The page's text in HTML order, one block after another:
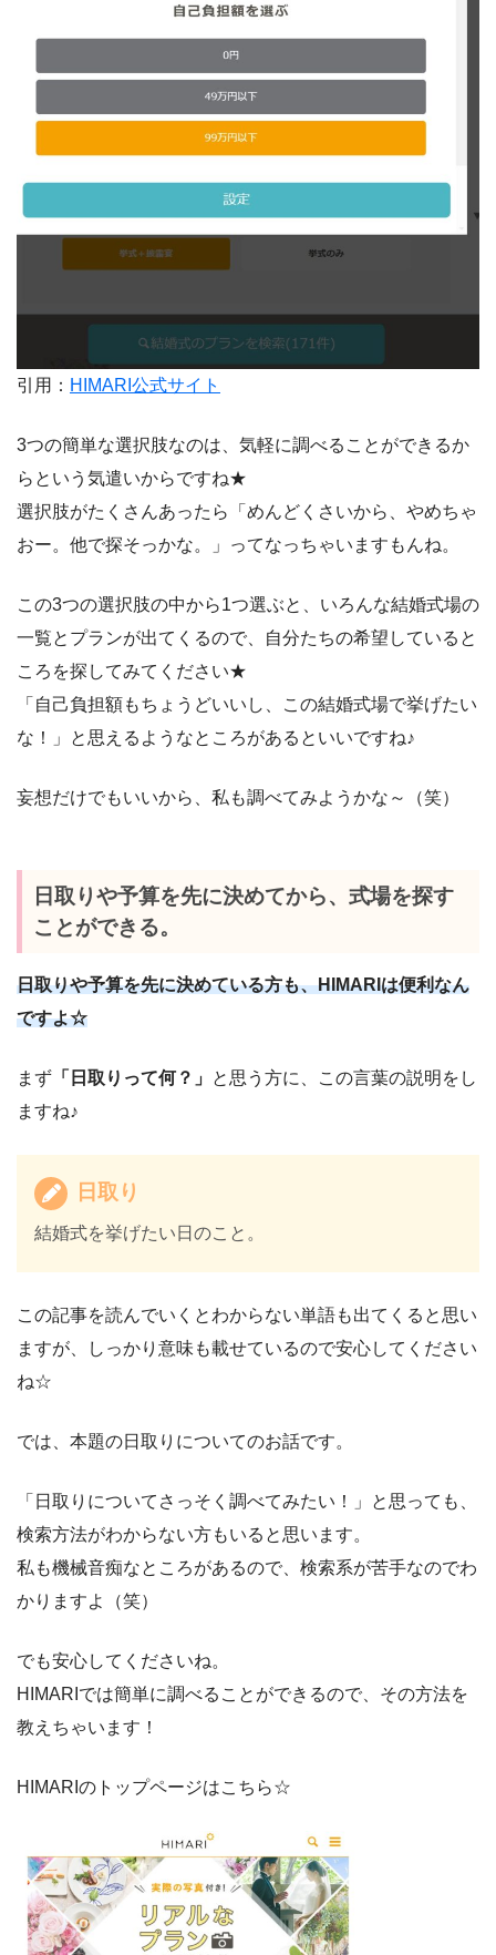
引用： HIMARI公式サイト
3つの簡単な選択肢なのは、気軽に調べることができるか
らという気遣いからですね★
選択肢がたくさんあったら「めんどくさいから、やめちゃ
おー。他で探そっかな。」ってなっちゃいますもんね。
この3つの選択肢の中から1つ選ぶと、いろんな結婚式場の
一覧とプランが出てくるので、自分たちの希望していると
ころを探してみてください★
「自己負担額もちょうどいいし、この結婚式場で挙げたい
な！」と思えるようなところがあるといいですね♪
妄想だけでもいいから、私も調べてみようかな～（笑）
日取りや予算を先に決めてから、式場を探す
ことができる。
日取りや予算を先に決めている方も、HIMARIは便利なん
ですよ☆
まず 「日取りって何？」 と思う方に、この言葉の説明をし
ますね♪
日取り
結婚式を挙げたい日のこと。
この記事を読んでいくとわからない単語も出てくると思い
ますが、しっかり意味も載せているので安心してください
ね☆
では、本題の日取りについてのお話です。
「日取りについてさっそく調べてみたい！」と思っても、
検索方法がわからない方もいると思います。
私も機械音痴なところがあるので、検索系が苦手なのでわ
かりますよ（笑）
でも安心してくださいね。
HIMARIでは簡単に調べることができるので、その方法を
教えちゃいます！
HIMARIのトップページはこちら☆